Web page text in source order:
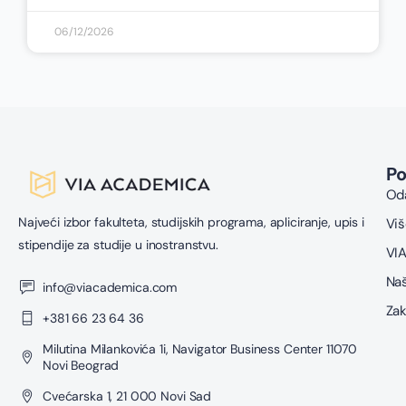
06/12/2026
Najveći izbor fakulteta, studijskih programa, apliciranje, upis i
stipendije za studije u inostranstvu.
info@viacademica.com
+381 66 23 64 36
Milutina Milankovića 1i, Navigator Business Center 11070
Novi Beograd
Cvećarska 1, 21 000 Novi Sad